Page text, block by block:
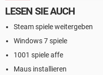
LESEN SIE AUCH
Steam spiele weitergeben
Windows 7 spiele
1001 spiele affe
Maus installieren